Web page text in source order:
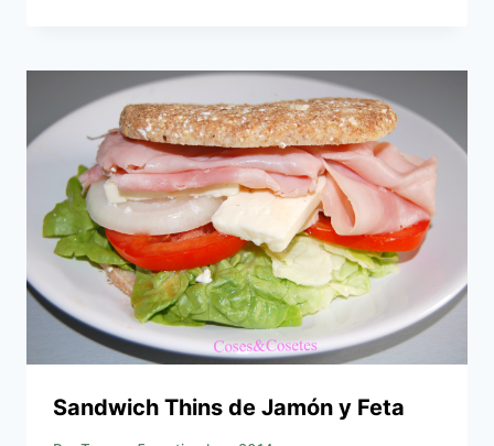
Sandwich Thins de Jamón y Feta